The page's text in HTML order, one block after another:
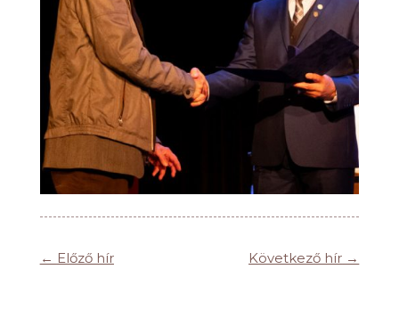
← Előző hír Következő hír →